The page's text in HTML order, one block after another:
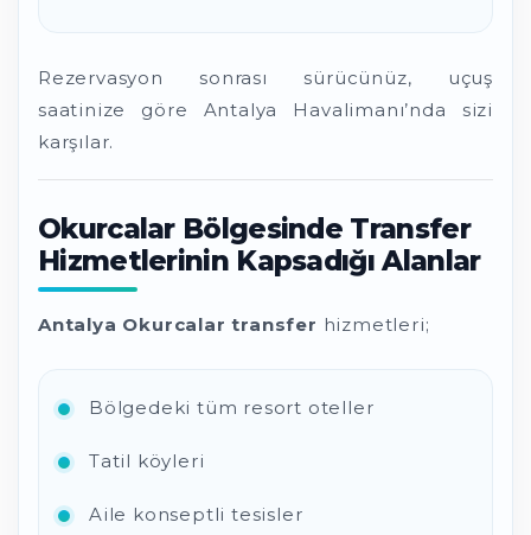
Rezervasyon sonrası sürücünüz, uçuş
saatinize göre Antalya Havalimanı’nda sizi
karşılar.
Okurcalar Bölgesinde Transfer
Hizmetlerinin Kapsadığı Alanlar
Antalya Okurcalar transfer hizmetleri;
Bölgedeki tüm resort oteller
Tatil köyleri
Aile konseptli tesisler